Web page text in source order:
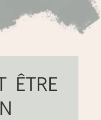
ÊTRE